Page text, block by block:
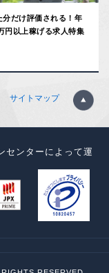
分だけ評価される！年
円以上稼げる求人特集
サイトマップ
センターによって運